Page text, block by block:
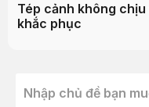
Tép cảnh không
khắc phục